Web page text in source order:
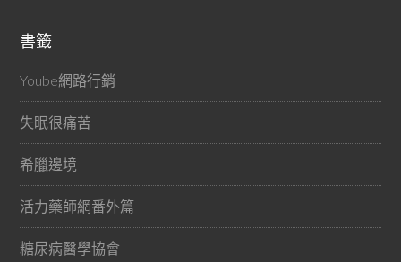
書籤
Yoube網路行銷
失眠很痛苦
希臘邊境
活力藥師網番外篇
糖尿病醫學協會